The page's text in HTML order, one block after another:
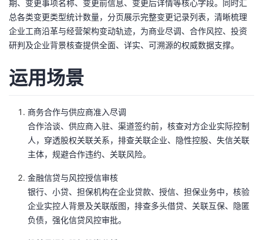
的
客
我
论
坛
的
圈
子
我
的
直
我
的
动
我
关
注
期、变更事项名称、变更前信息、变更后详情等核心字段。同时汇
总各类变更类型统计数量，分页展示完整变更记录列表，清晰梳理
企业工商沿革与经营架构变动轨迹，为商业尽调、合作风控、投资
研判及企业背景核查提供全面、详实、可溯源的权威数据支撑。
运用场景
商务合作与供应商准入尽调
合作洽谈、供应商入驻、渠道签约前，核查对方企业实际控制
人，穿透股权关联关系，排查关联企业、隐性控股、失信关联
主体，规避合作违约、关联风险。
金融信贷与风控授信审核
银行、小贷、担保机构在企业贷款、授信、担保业务中，核验
企业实控人背景及关联版图，排查多头借贷、关联互保、隐匿
负债，强化信贷风控审批。